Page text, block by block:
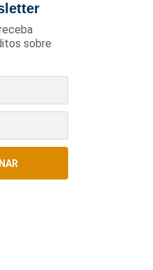
sobre